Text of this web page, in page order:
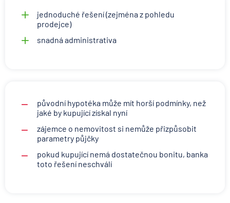
jednoduché řešení (zejména z pohledu
prodejce)
snadná administrativa
původní hypotéka může mít horší podmínky, než
jaké by kupující získal nyní
zájemce o nemovitost si nemůže přizpůsobit
parametry půjčky
pokud kupující nemá dostatečnou bonitu, banka
toto řešení neschválí